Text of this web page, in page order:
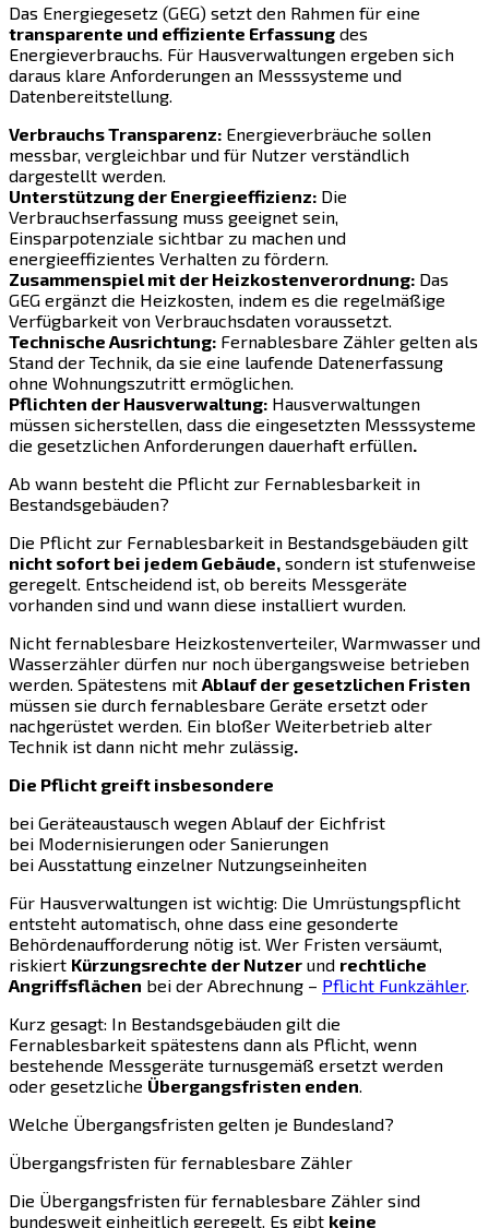
Das Energiegesetz (GEG) setzt den Rahmen für eine
transparente und effiziente Erfassung des
Energieverbrauchs. Für Hausverwaltungen ergeben sich
daraus klare Anforderungen an Messsysteme und
Datenbereitstellung.
Verbrauchs Transparenz: Energieverbräuche sollen
messbar, vergleichbar und für Nutzer verständlich
dargestellt werden.
Unterstützung der Energieeffizienz: Die
Verbrauchserfassung muss geeignet sein,
Einsparpotenziale sichtbar zu machen und
energieeffizientes Verhalten zu fördern.
Zusammenspiel mit der Heizkostenverordnung: Das
GEG ergänzt die Heizkosten, indem es die regelmäßige
Verfügbarkeit von Verbrauchsdaten voraussetzt.
Technische Ausrichtung: Fernablesbare Zähler gelten als
Stand der Technik, da sie eine laufende Datenerfassung
ohne Wohnungszutritt ermöglichen.
Pflichten der Hausverwaltung: Hausverwaltungen
müssen sicherstellen, dass die eingesetzten Messsysteme
die gesetzlichen Anforderungen dauerhaft erfüllen.
Ab wann besteht die Pflicht zur Fernablesbarkeit in
Bestandsgebäuden?
Die Pflicht zur Fernablesbarkeit in Bestandsgebäuden gilt
nicht sofort bei jedem Gebäude, sondern ist stufenweise
geregelt. Entscheidend ist, ob bereits Messgeräte
vorhanden sind und wann diese installiert wurden.
Nicht fernablesbare Heizkostenverteiler, Warmwasser und
Wasserzähler dürfen nur noch übergangsweise betrieben
werden. Spätestens mit Ablauf der gesetzlichen Fristen
müssen sie durch fernablesbare Geräte ersetzt oder
nachgerüstet werden. Ein bloßer Weiterbetrieb alter
Technik ist dann nicht mehr zulässig.
Die Pflicht greift insbesondere
bei Geräteaustausch wegen Ablauf der Eichfrist
bei Modernisierungen oder Sanierungen
bei Ausstattung einzelner Nutzungseinheiten
Für Hausverwaltungen ist wichtig: Die Umrüstungspflicht
entsteht automatisch, ohne dass eine gesonderte
Behördenaufforderung nötig ist. Wer Fristen versäumt,
riskiert Kürzungsrechte der Nutzer und rechtliche
Angriffsflächen bei der Abrechnung – Pflicht Funkzähler.
Kurz gesagt: In Bestandsgebäuden gilt die
Fernablesbarkeit spätestens dann als Pflicht, wenn
bestehende Messgeräte turnusgemäß ersetzt werden
oder gesetzliche Übergangsfristen enden.
Welche Übergangsfristen gelten je Bundesland?
Übergangsfristen für fernablesbare Zähler
Die Übergangsfristen für fernablesbare Zähler sind
bundesweit einheitlich geregelt. Es gibt keine